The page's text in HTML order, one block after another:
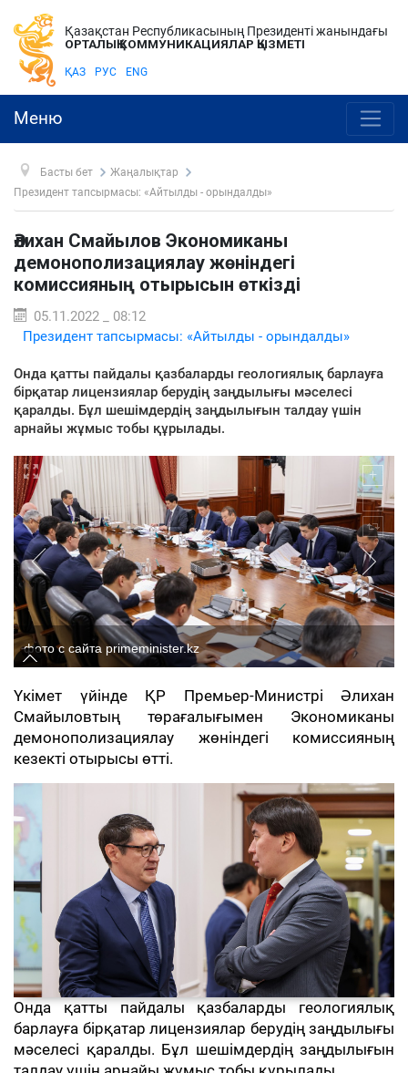
Қазақстан Республикасының Президенті жанындағы
ОРТАЛЫҚ КОММУНИКАЦИЯЛАР ҚЫЗМЕТІ
ҚАЗ РУС ENG
Меню
Басты бет
Жаңалықтар
Президент тапсырмасы: «Айтылды - орындалды»
Әлихан Смайылов Экономиканы
демонополизациялау жөніндегі
комиссияның отырысын өткізді
05.11.2022 _ 08:12
Президент тапсырмасы: «Айтылды - орындалды»
Онда қатты пайдалы қазбаларды геологиялық барлауға
бірқатар лицензиялар берудің заңдылығы мәселесі
қаралды. Бұл шешімдердің заңдылығын талдау үшін
арнайы жұмыс тобы құрылады.
фото с сайта primeminister.kz
Үкімет үйінде ҚР Премьер-Министрі Әлихан
Смайыловтың төрағалығымен Экономиканы
демонополизациялау жөніндегі комиссияның
кезекті отырысы өтті.
Онда қатты пайдалы қазбаларды геологиялық
барлауға бірқатар лицензиялар берудің заңдылығы
мәселесі қаралды. Бұл шешімдердің заңдылығын